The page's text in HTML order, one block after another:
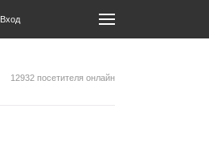
Вход
12932 посетителя онлайн